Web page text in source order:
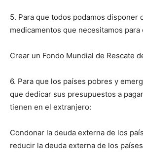
5. Para que todos podamos disponer
medicamentos que necesitamos para
Crear un Fondo Mundial de Rescate
6. Para que los países pobres y
que dedicar sus presupuestos a
tienen en el extranjero:
Condonar la deuda externa de los
reducir la deuda externa de los